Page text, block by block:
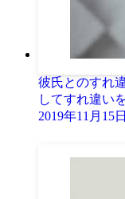
彼氏とのすれ
してすれ違い
2019年11月15日